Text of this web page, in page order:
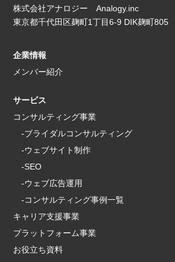
株式会社アナロジー Analogy.inc
東京都千代田区麹町1丁目6-9 DIK麹町805
企業情報
メンバー紹介
サービス
コンサルティング事業
-ブライダルコンサルティング
-ウェブサイト制作
-SEO
-ウェブ広告運用
-コンサルティング事例一覧
キャリア支援事業
プラットフォーム事業
お役立ち資料